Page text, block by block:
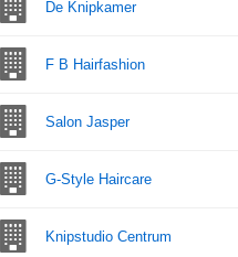
De Knipkamer
F B Hairfashion
Salon Jasper
G-Style Haircare
Knipstudio Centrum